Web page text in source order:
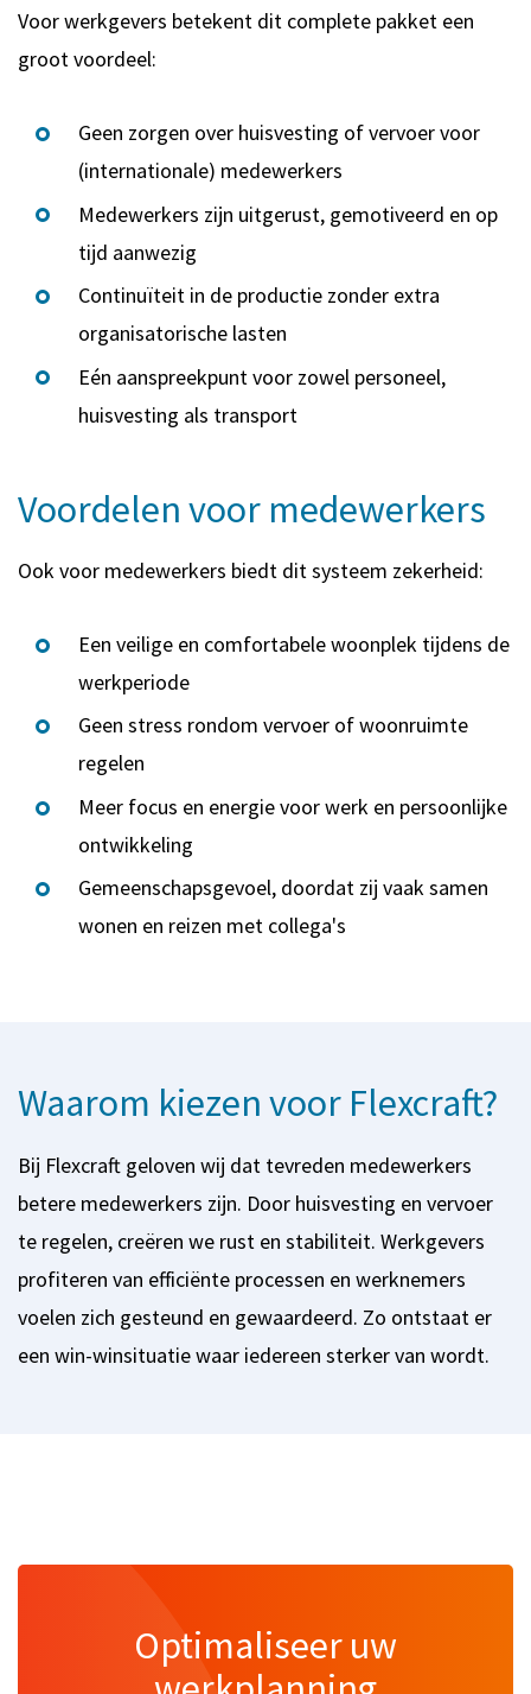
Voor werkgevers betekent dit complete pakket een
groot voordeel:
Geen zorgen over huisvesting of vervoer voor
(internationale) medewerkers
Medewerkers zijn uitgerust, gemotiveerd en op
tijd aanwezig
Continuïteit in de productie zonder extra
organisatorische lasten
Eén aanspreekpunt voor zowel personeel,
huisvesting als transport
Voordelen voor medewerkers
Ook voor medewerkers biedt dit systeem zekerheid:
Een veilige en comfortabele woonplek tijdens de
werkperiode
Geen stress rondom vervoer of woonruimte
regelen
Meer focus en energie voor werk en persoonlijke
ontwikkeling
Gemeenschapsgevoel, doordat zij vaak samen
wonen en reizen met collega's
Waarom kiezen voor Flexcraft?
Bij Flexcraft geloven wij dat tevreden medewerkers
betere medewerkers zijn. Door huisvesting en vervoer
te regelen, creëren we rust en stabiliteit. Werkgevers
profiteren van efficiënte processen en werknemers
voelen zich gesteund en gewaardeerd. Zo ontstaat er
een win-winsituatie waar iedereen sterker van wordt.
Optimaliseer uw